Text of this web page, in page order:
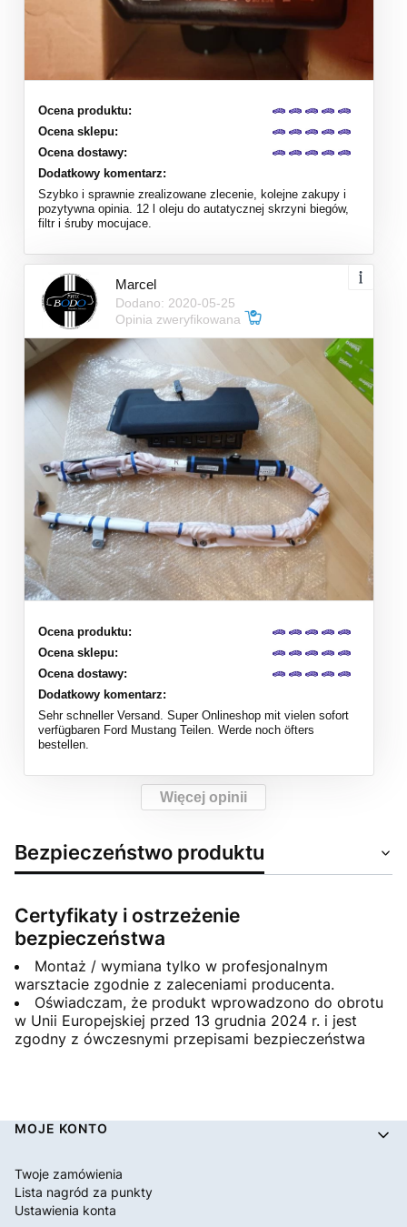
Ocena produktu:
Ocena sklepu:
Ocena dostawy:
Dodatkowy komentarz:
Szybko i sprawnie zrealizowane zlecenie, kolejne zakupy i
pozytywna opinia. 12 l oleju do autatycznej skrzyni biegów,
filtr i śruby mocujace.
Marcel
Dodano: 2020-05-25
Opinia zweryfikowana
Ocena produktu:
Ocena sklepu:
Ocena dostawy:
Dodatkowy komentarz:
Sehr schneller Versand. Super Onlineshop mit vielen sofort
verfügbaren Ford Mustang Teilen. Werde noch öfters
bestellen.
Więcej opinii
Bezpieczeństwo produktu
Certyfikaty i ostrzeżenie
bezpieczeństwa
Montaż / wymiana tylko w profesjonalnym
warsztacie zgodnie z zaleceniami producenta.
Oświadczam, że produkt wprowadzono do obrotu
w Unii Europejskiej przed 13 grudnia 2024 r. i jest
zgodny z ówczesnymi przepisami bezpieczeństwa
Linki w stopce
MOJE KONTO
Twoje zamówienia
Lista nagród za punkty
Ustawienia konta